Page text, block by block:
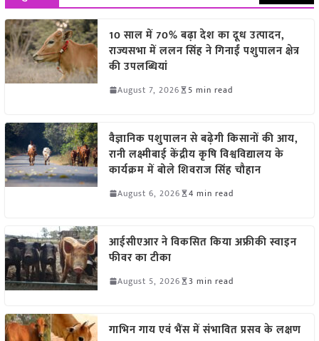
10 साल में 70% बढ़ा देश का दूध उत्पादन,
राज्यसभा में ललन सिंह ने गिनाईं पशुपालन क्षेत्र
की उपलब्धियां
August 7, 2026 5 min read
वैज्ञानिक पशुपालन से बढ़ेगी किसानों की आय,
रानी लक्ष्मीबाई केंद्रीय कृषि विश्वविद्यालय के
कार्यक्रम में बोले शिवराज सिंह चौहान
August 6, 2026 4 min read
आईसीएआर ने विकसित किया अफ्रीकी स्वाइन
फीवर का टीका
August 5, 2026 3 min read
गाभिन गाय एवं भैंस में संभावित प्रसव के लक्षण